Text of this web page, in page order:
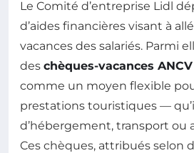
Le Comité d’entreprise Lidl
d’aides financières visant à
vacances des salariés. Parmi
des chèques-vacances ANCV
comme un moyen flexible
prestations touristiques — qu’il
d’hébergement, transport ou
Ces chèques, attribués selon